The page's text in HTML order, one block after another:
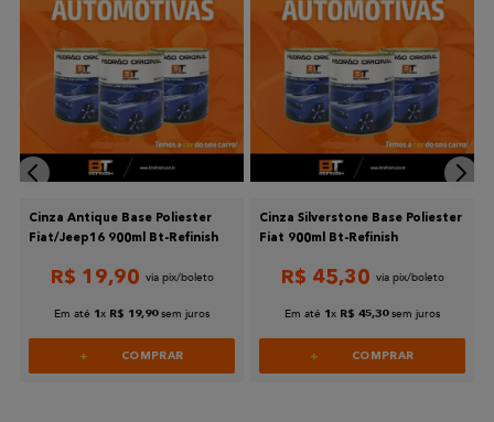
Cinza Antique Base Poliester
Fiat/Jeep16 900ml Bt-Refinish
R$ 19,90
Em até 1 x R$ 19,90 sem juros
COMPRAR
Cinza Silverstone Base Poliester
Fiat 900ml Bt-Refinish
R$ 45,30
Em até 1 x R$ 45,30 sem juros
COMPRAR